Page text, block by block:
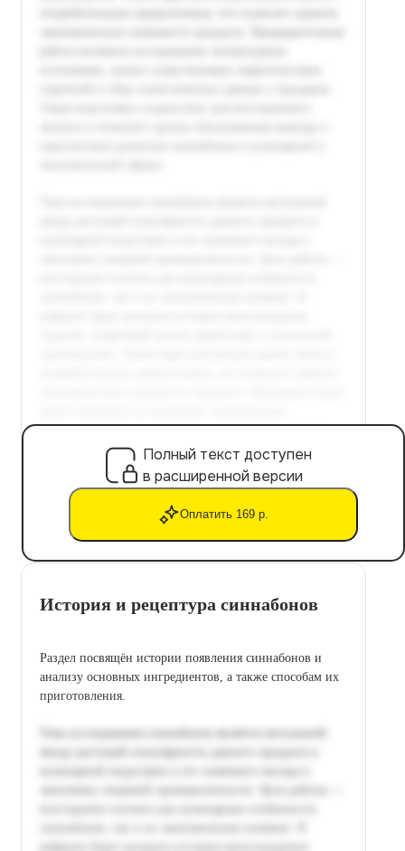
Полный текст доступен
в расширенной версии
Оплатить 169 р.
История и рецептура синнабонов
Раздел посвящён истории появления синнабонов и
анализу основных ингредиентов, а также способам их
приготовления.